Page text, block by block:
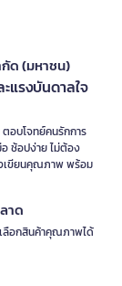
กัด (มหาชน)
แรงบันดาลใจ
อบโจทย์คนรักการ
ช้อปง่าย ไม่ต้อง
งเขียนคุณภาพ พร้อม
าด
ลือกสินค้าคุณภาพได้